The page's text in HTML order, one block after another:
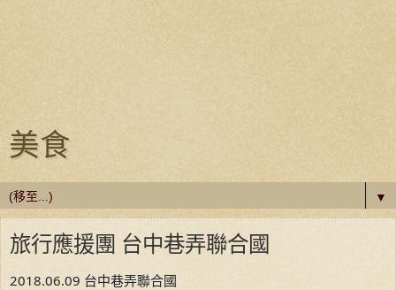
美食
▼
旅行應援團 台中巷弄聯合國
2018.06.09 台中巷弄聯合國